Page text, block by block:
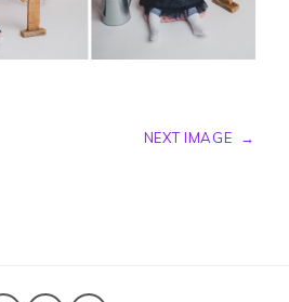
NEXT IMAGE
→